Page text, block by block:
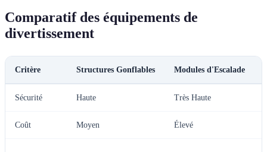
Comparatif des équipements de
divertissement
Critère Structures Gonflables Modules d'Escalade
Sécurité Haute Très Haute
Coût Moyen Élevé